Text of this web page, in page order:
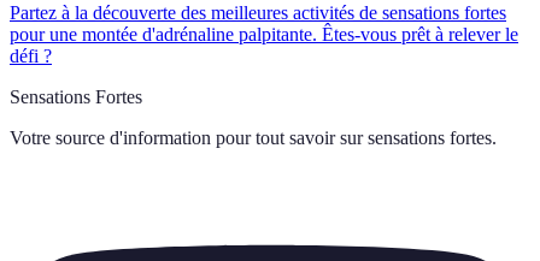
Partez à la découverte des meilleures activités de sensations fortes
pour une montée d'adrénaline palpitante. Êtes-vous prêt à relever le
défi ?
Sensations Fortes
Votre source d'information pour tout savoir sur sensations fortes.